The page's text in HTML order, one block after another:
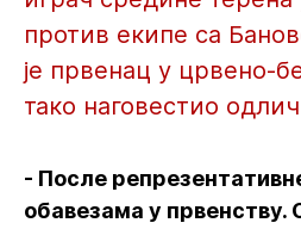
против екипе са
је првенац у црвено-
тако наговестио
- После
обавезама у првенству.